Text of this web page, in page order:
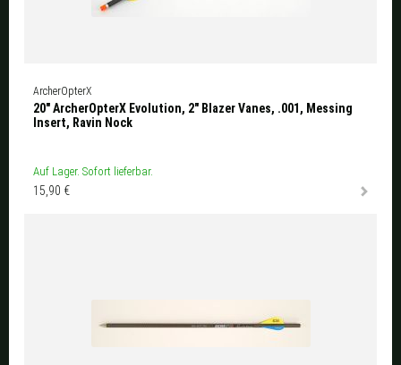
ArcherOpterX
20" ArcherOpterX Evolution, 2" Blazer Vanes, .001, Messing
Insert, Ravin Nock
Auf Lager. Sofort lieferbar.
15,90 €